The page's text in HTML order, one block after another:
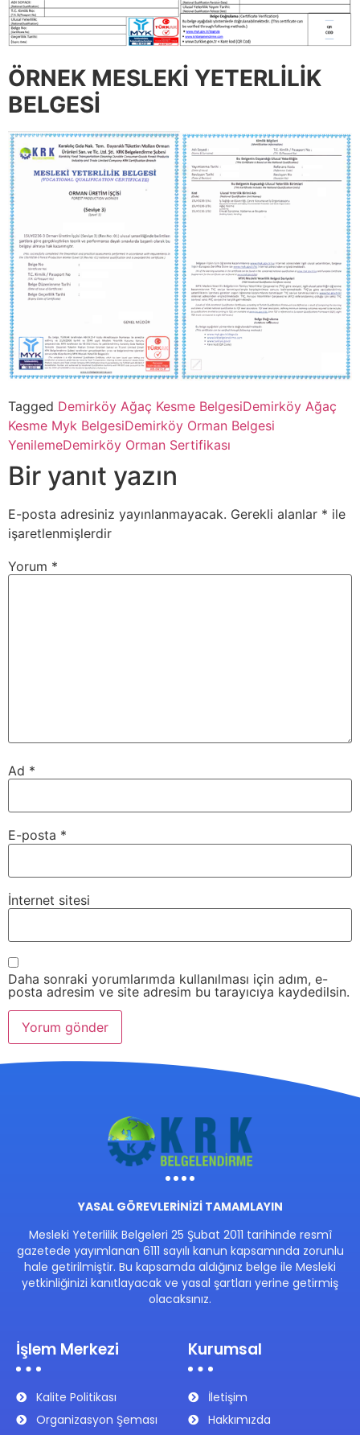
ÖRNEK MESLEKİ YETERLİLİK
BELGESİ
Tagged Demirköy Ağaç Kesme BelgesiDemirköy Ağaç
Kesme Myk BelgesiDemirköy Orman Belgesi
YenilemeDemirköy Orman Sertifikası
Bir yanıt yazın
E-posta adresiniz yayınlanmayacak. Gerekli alanlar * ile
işaretlenmişlerdir
Yorum *
Ad *
E-posta *
İnternet sitesi
Daha sonraki yorumlarımda kullanılması için adım, e-
posta adresim ve site adresim bu tarayıcıya kaydedilsin.
YASAL GÖREVLERİNİZİ TAMAMLAYIN
Mesleki Yeterlilik Belgeleri 25 Şubat 2011 tarihinde resmî
gazetede yayımlanan 6111 sayılı kanun kapsamında zorunlu
hale getirilmiştir. Bu kapsamda aldığınız belge ile Mesleki
yetkinliğinizi kanıtlayacak ve yasal şartları yerine getirmiş
olacaksınız.
İşlem Merkezi
Kalite Politikası
Organizasyon Şeması
Kurumsal
İletişim
Hakkımızda